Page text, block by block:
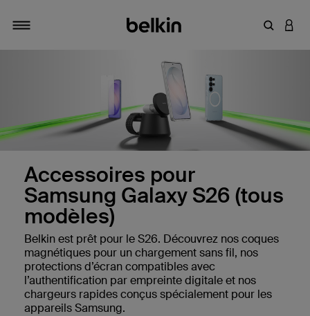
Saisir
Accessoires pour
Samsung Galaxy S26 (tous
modèles)
Belkin est prêt pour le S26. Découvrez nos coques
magnétiques pour un chargement sans fil, nos
protections d’écran compatibles avec
l’authentification par empreinte digitale et nos
chargeurs rapides conçus spécialement pour les
appareils Samsung.